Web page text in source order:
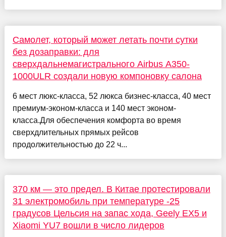
Самолет, который может летать почти сутки
без дозаправки: для
сверхдальнемагистрального Airbus A350-
1000ULR создали новую компоновку салона
6 мест люкс-класса, 52 люкса бизнес-класса, 40 мест
премиум-эконом-класса и 140 мест эконом-
класса.Для обеспечения комфорта во время
сверхдлительных прямых рейсов
продолжительностью до 22 ч...
370 км — это предел. В Китае протестировали
31 электромобиль при температуре -25
градусов Цельсия на запас хода, Geely EX5 и
Xiaomi YU7 вошли в число лидеров